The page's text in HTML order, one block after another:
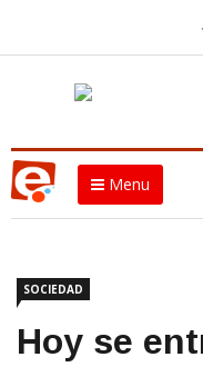
Menu
SOCIEDAD
Hoy se